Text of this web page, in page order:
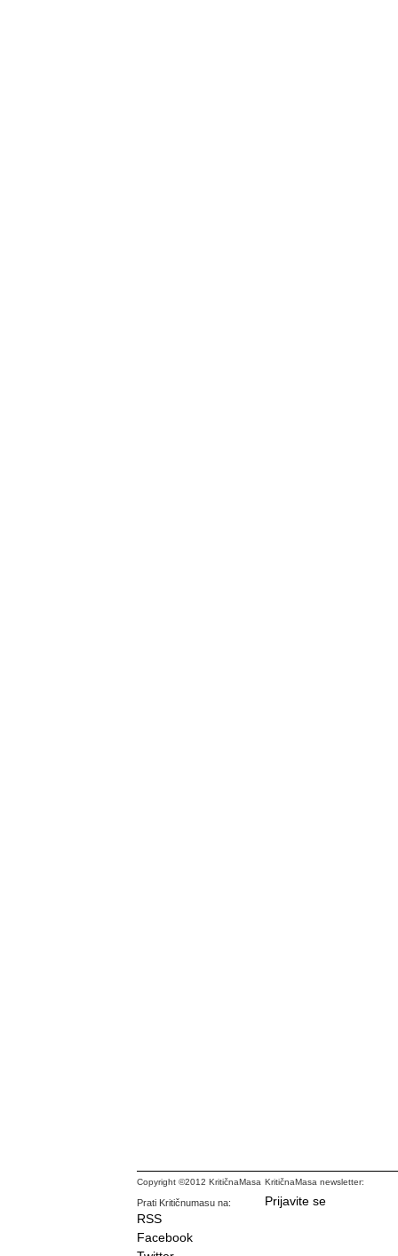
Copyright ©2012 KritičnaMasa
Prati Kritičnumasu na:
RSS
Facebook
KritičnaMasa newsletter:
Prijavite se